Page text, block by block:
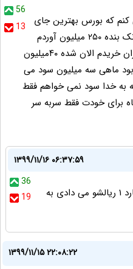
56
13
که بورس بهترین جای
سرمایه گذاری هست بهتر است بانک بنده ۲۵۰ میلیون آوردم
داخل بورس با دوسهم خودرو وشتران خریدم الان شده ۴۰میلیون
ماهی سه میلیون سود می
به خدا سود نمی خواهم فقط
برای خودت فقط سربه سر
۱۳۹۹/۱۱/۱۶ ۰۶:۳۷:۵۹
36
19
اگه ۲۵۰ تومنت می شد ۱ میلیارد ۱ ریالشو می دادی به
۱۳۹۹/۱۱/۱۵ ۲۲:۰۸:۲۲